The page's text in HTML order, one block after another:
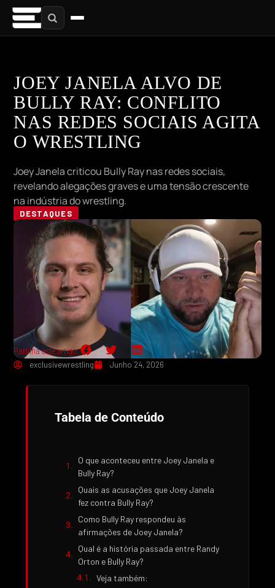
JOEY JANELA ALVO DE
BULLY RAY: CONFLITO
NAS REDES SOCIAIS AGITA
O WRESTLING
Joey Janela criticou Bully Ray nas redes sociais,
revelando alegações graves e uma tensão crescente
na indústria do wrestling.
DESTAQUES
Partilha este artigo:
exclusivewrestling
Junho 24, 2026
Tabela de Conteúdo
O que aconteceu entre Joey Janela e
Bully Ray?
Quais as acusações que Joey Janela
fez contra Bully Ray?
Como Bully Ray respondeu às
afirmações de Joey Janela?
Qual é a história passada entre Randy
Orton e Bully Ray?
Veja também: